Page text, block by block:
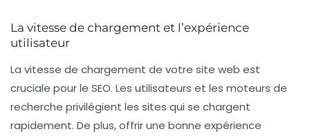
La vitesse de chargement et l’expérience
utilisateur
La vitesse de chargement de votre site web est
cruciale pour le SEO. Les utilisateurs et les moteurs de
recherche privilégient les sites qui se chargent
rapidement. De plus, offrir une bonne expérience